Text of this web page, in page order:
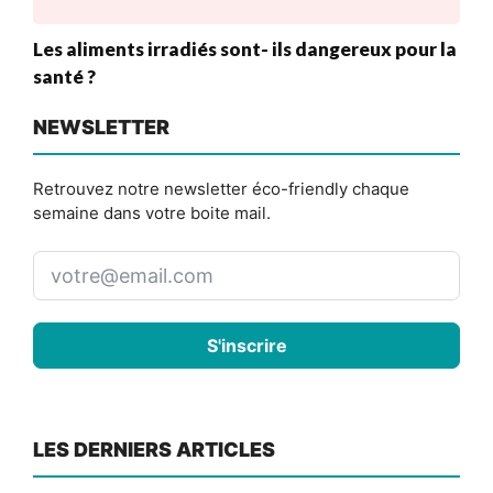
Les aliments irradiés sont- ils dangereux pour la
santé ?
NEWSLETTER
Retrouvez notre newsletter éco-friendly chaque
semaine dans votre boite mail.
S'inscrire
LES DERNIERS ARTICLES